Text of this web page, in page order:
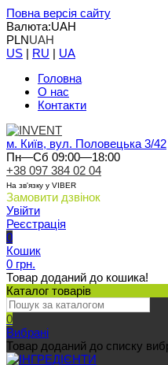
Повна версія сайту
Валюта:UAH
PLNUAH
US | RU | UA
Головна
О нас
Контакти
м. Київ, вул. Половецька 3/42
Пн—Сб 09:00—18:00
+38 097 384 02 04
На зв'язку у VIBER
Замовити дзвінок
Увійти
Реєстрація
0
Кошик
0 грн.
Товар доданий до кошика!
Каталог товарів
0
Вибрані
Товар доданий до списку